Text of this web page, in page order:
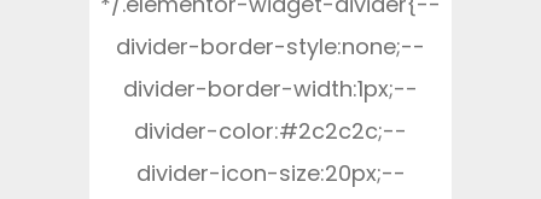
divider-border-style:none;--
divider-border-width:1px;--
divider-color:#2c2c2c;--
divider-icon-size:20px;--